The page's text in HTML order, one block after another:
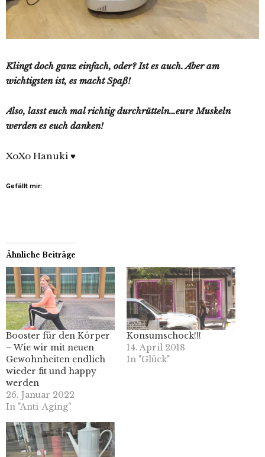
Klingt doch ganz einfach, oder? Ist es auch. Aber am
wichtigsten ist, es macht Spaß!
Also, lasst euch mal richtig durchrütteln…eure Muskeln
werden es euch danken!
XoXo Hanuki ♥
Gefällt mir:
Ähnliche Beiträge
Booster für den Körper
– Wie wir mit neuen
Gewohnheiten endlich
wieder fit und happy
werden
26. Januar 2022
In "Anti-Aging"
Konsumschock!!!
14. April 2018
In "Glück"